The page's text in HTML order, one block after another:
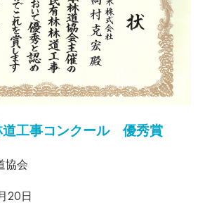
工事コンクール 優秀賞
協会
20日